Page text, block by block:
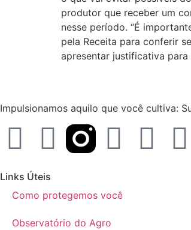
produtor que receber um
nesse período. “É
pela Receita para conferir
apresentar justificativa para
Impulsionamos aquilo que você cultiva:
Links Úteis
Como protegemos você
Observatório do Agro